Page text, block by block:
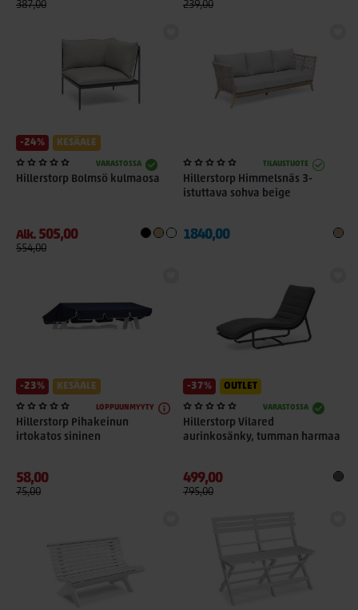
387,00 239,00
-24% KESÄALE
VARASTOSSA
Hillerstorp Bolmsö kulmaosa
Alk. 505,00
554,00
TILAUSTUOTE
Hillerstorp Himmelsnäs 3-
istuttava sohva beige
1840,00
-23% KESÄALE
LOPPUUNMYYTY
Hillerstorp Pihakeinun
irtokatos sininen
58,00
75,00
-37% OUTLET
VARASTOSSA
Hillerstorp Vilared
aurinkosänky, tumman harmaa
499,00
795,00